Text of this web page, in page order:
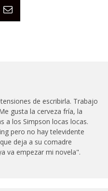
de escribirla. Trabajo
gusta la cerveza fría, la
a los Simpson locas locas.
pero no hay televidente
deja a su comadre
va empezar mi novela".